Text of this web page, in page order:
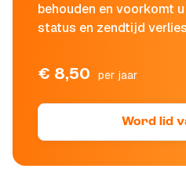
behouden en voorkomt
status en zendtijd
€ 8,50 per jaar
Word lid